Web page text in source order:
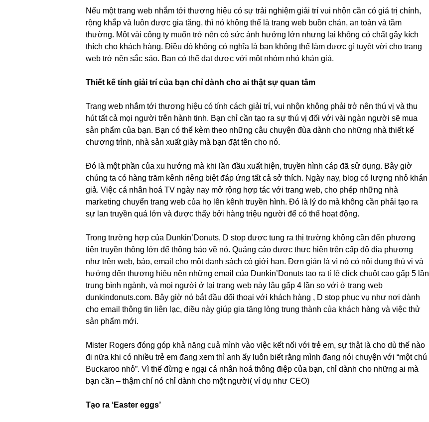
Nếu một trang web nhắm tới thương hiệu có sự trải nghiệm giải trí vui nhộn cần có giá trị chính,
rộng khắp và luôn được gia tăng, thì nó không thể là trang web buồn chán, an toàn và tầm
thường. Một vài công ty muốn trở nên có sức ảnh hưởng lớn nhưng lại không có chất gây kích
thích cho khách hàng. Điều đó không có nghĩa là bạn không thể làm được gì tuyệt vời cho trang
web trở nên sắc sảo. Bạn có thể đạt được với một nhóm nhỏ khán giả.
Thiết kế tính giải trí của bạn chỉ dành cho ai thật sự quan tâm
Trang web nhắm tới thương hiệu có tính cách giải trí, vui nhộn không phải trở nên thú vị và thu
hút tất cả mọi người trên hành tinh. Bạn chỉ cần tạo ra sự thú vị đối với vài ngàn người sẽ mua
sản phẩm của bạn. Bạn có thể kèm theo những câu chuyện đùa dành cho những nhà thiết kế
chương trình, nhà sản xuất giày mà bạn đặt tên cho nó.
Đó là một phần của xu hướng mà khi lần đầu xuất hiện, truyền hình cáp đã sử dụng. Bây giờ
chúng ta có hàng trăm kênh riêng biệt đáp ứng tất cả sở thích. Ngày nay, blog có lượng nhỏ khán
giả. Việc cá nhân hoá TV ngày nay mở rộng hợp tác với trang web, cho phép những nhà
marketing chuyển trang web của họ lên kênh truyền hình. Đó là lý do mà không cần phải tạo ra
sự lan truyền quá lớn và được thấy bởi hàng triệu người để có thể hoạt động.
Trong trường hợp của Dunkin’Donuts, D stop được tung ra thị trường không cần đến phương
tiện truyền thông lớn để thông báo về nó. Quảng cáo được thực hiện trên cấp độ địa phương
như trên web, báo, email cho một danh sách có giới hạn. Đơn giản là vì nó có nội dung thú vị và
hướng đến thương hiệu nên những email của Dunkin’Donuts tạo ra tỉ lệ click chuột cao gấp 5 lần
trung bình ngành, và mọi người ở lại trang web này lâu gấp 4 lần so với ở trang web
dunkindonuts.com. Bây giờ nó bắt đầu đối thoại với khách hàng , D stop phục vụ như nơi dành
cho email thông tin liên lạc, điều này giúp gia tăng lòng trung thành của khách hàng và việc thử
sản phẩm mới.
Mister Rogers đóng góp khả năng cuả mình vào việc kết nối với trẻ em, sự thật là cho dù thế nào
đi nữa khi có nhiều trẻ em đang xem thì anh ấy luôn biết rằng mình đang nói chuyện với “một chú
Buckaroo nhỏ”. Vì thế đừng e ngại cá nhân hoá thông điệp của bạn, chỉ dành cho những ai mà
bạn cần – thậm chí nó chỉ dành cho một người( ví dụ như CEO)
Tạo ra ‘Easter eggs’